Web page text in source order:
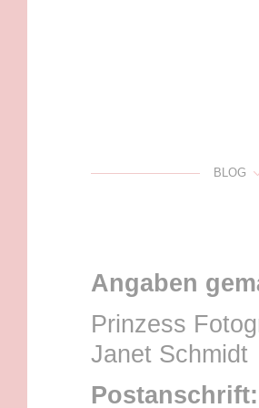
BLOG
Angaben
Prinzess
Janet Schmidt
Postanschrift: